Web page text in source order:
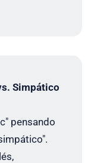
Simpático
pensando